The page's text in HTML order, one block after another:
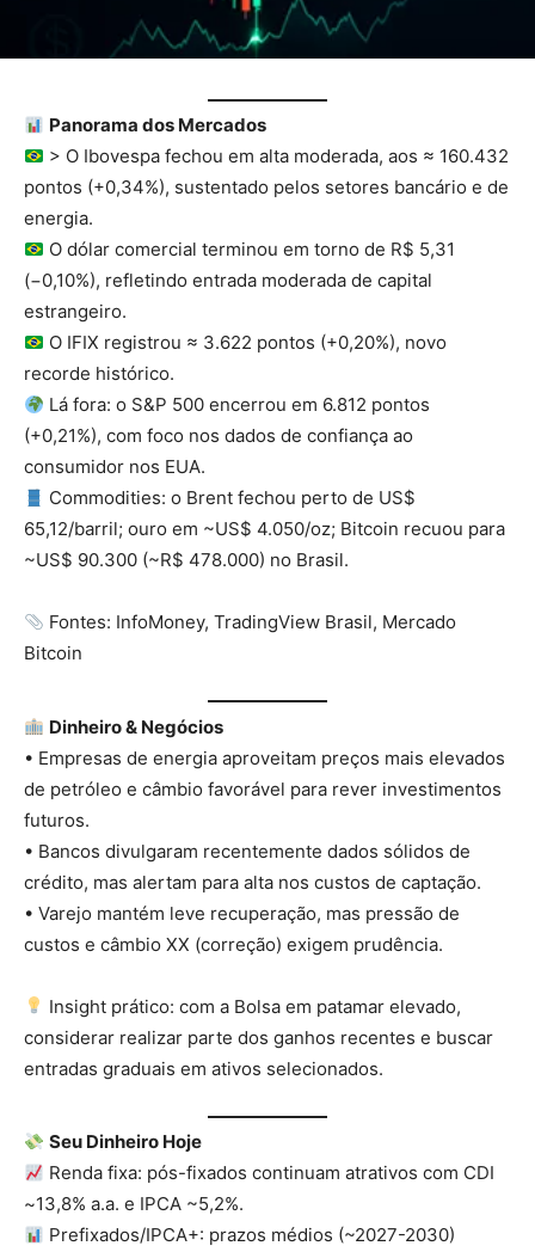
Panorama dos Mercados
> O Ibovespa fechou em alta moderada, aos ≈ 160.432
pontos (+0,34%), sustentado pelos setores bancário e de
energia.
O dólar comercial terminou em torno de R$ 5,31
(−0,10%), refletindo entrada moderada de capital
estrangeiro.
O IFIX registrou ≈ 3.622 pontos (+0,20%), novo
recorde histórico.
Lá fora: o S&P 500 encerrou em 6.812 pontos
(+0,21%), com foco nos dados de confiança ao
consumidor nos EUA.
Commodities: o Brent fechou perto de US$
65,12/barril; ouro em ~US$ 4.050/oz; Bitcoin recuou para
~US$ 90.300 (~R$ 478.000) no Brasil.
Fontes: InfoMoney, TradingView Brasil, Mercado
Bitcoin
Dinheiro & Negócios
• Empresas de energia aproveitam preços mais elevados
de petróleo e câmbio favorável para rever investimentos
futuros.
• Bancos divulgaram recentemente dados sólidos de
crédito, mas alertam para alta nos custos de captação.
• Varejo mantém leve recuperação, mas pressão de
custos e câmbio XX (correção) exigem prudência.
Insight prático: com a Bolsa em patamar elevado,
considerar realizar parte dos ganhos recentes e buscar
entradas graduais em ativos selecionados.
Seu Dinheiro Hoje
Renda fixa: pós-fixados continuam atrativos com CDI
~13,8% a.a. e IPCA ~5,2%.
Prefixados/IPCA+: prazos médios (~2027-2030)